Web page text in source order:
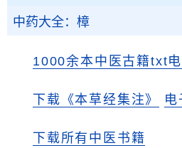
中药大全：樟
1000余本中医古籍txt
下载《本草经集注》 电
下载所有中医书籍